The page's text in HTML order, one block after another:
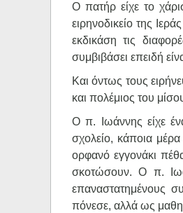
Ο πατήρ είχε το
ειρηνοδικείο της
εκδικάση τις
συμβιβάσει επειδή
Και όντως τους
και πολέμιος του
Ο π. Ιωάννης είχε
σχολείο, κάποια
ορφανό εγγονάκι
σκοτώσουν. Ο π.
επαναστατημένους
πόνεσε, αλλά ως